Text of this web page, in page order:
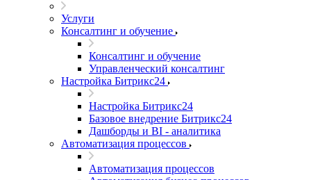
Услуги
Консалтинг и обучение
Консалтинг и обучение
Управленческий консалтинг
Настройка Битрикс24
Настройка Битрикс24
Базовое внедрение Битрикс24
Дашборды и BI - аналитика
Автоматизация процессов
Автоматизация процессов